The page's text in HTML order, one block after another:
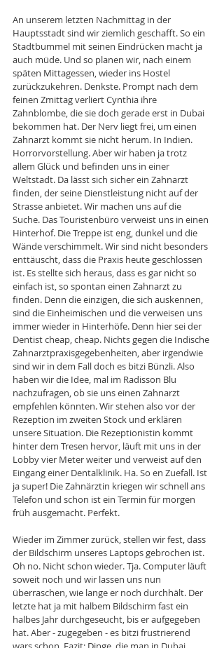
An unserem letzten Nachmittag in der
Hauptsstadt sind wir ziemlich geschafft. So ein
Stadtbummel mit seinen Eindrücken macht ja
auch müde. Und so planen wir, nach einem
späten Mittagessen, wieder ins Hostel
zurückzukehren. Denkste. Prompt nach dem
feinen Zmittag verliert Cynthia ihre
Zahnblombe, die sie doch gerade erst in Dubai
bekommen hat. Der Nerv liegt frei, um einen
Zahnarzt kommt sie nicht herum. In Indien.
Horrorvorstellung. Aber wir haben ja trotz
allem Glück und befinden uns in einer
Weltstadt. Da lässt sich sicher ein Zahnarzt
finden, der seine Dienstleistung nicht auf der
Strasse anbietet. Wir machen uns auf die
Suche. Das Touristenbüro verweist uns in einen
Hinterhof. Die Treppe ist eng, dunkel und die
Wände verschimmelt. Wir sind nicht besonders
enttäuscht, dass die Praxis heute geschlossen
ist. Es stellte sich heraus, dass es gar nicht so
einfach ist, so spontan einen Zahnarzt zu
finden. Denn die einzigen, die sich auskennen,
sind die Einheimischen und die verweisen uns
immer wieder in Hinterhöfe. Denn hier sei der
Dentist cheap, cheap. Nichts gegen die Indische
Zahnarztpraxisgegebenheiten, aber irgendwie
sind wir in dem Fall doch es bitzi Bünzli. Also
haben wir die Idee, mal im Radisson Blu
nachzufragen, ob sie uns einen Zahnarzt
empfehlen könnten. Wir stehen also vor der
Rezeption im zweiten Stock und erklären
unsere Situation. Die Rezeptionistin kommt
hinter dem Tresen hervor, läuft mit uns in der
Lobby vier Meter weiter und verweist auf den
Eingang einer Dentalklinik. Ha. So en Zuefall. Ist
ja super! Die Zahnärztin kriegen wir schnell ans
Telefon und schon ist ein Termin für morgen
früh ausgemacht. Perfekt.
Wieder im Zimmer zurück, stellen wir fest, dass
der Bildschirm unseres Laptops gebrochen ist.
Oh no. Nicht schon wieder. Tja. Computer läuft
soweit noch und wir lassen uns nun
überraschen, wie lange er noch durchhält. Der
letzte hat ja mit halbem Bildschirm fast ein
halbes Jahr durchgeseucht, bis er aufgegeben
hat. Aber - zugegeben - es bitzi frustrierend